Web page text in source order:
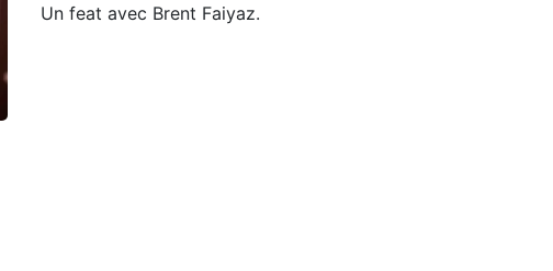
Un feat avec Brent Faiyaz.